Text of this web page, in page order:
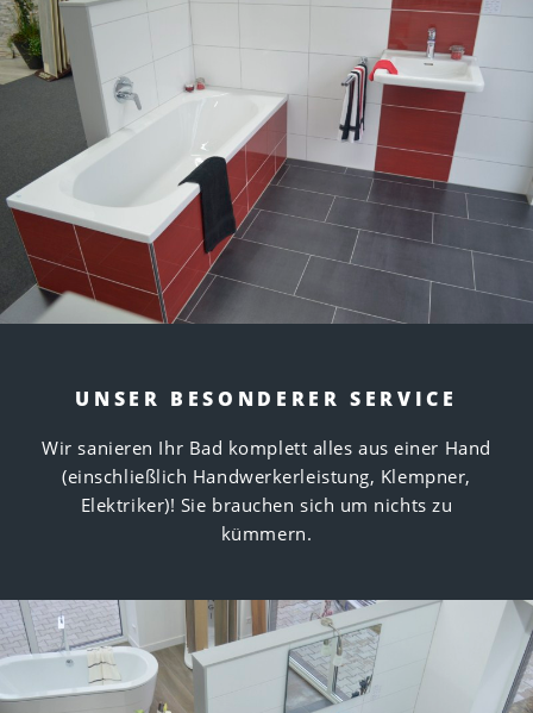
UNSER BESONDERER SERVICE
Wir sanieren Ihr Bad komplett alles aus einer Hand
(einschließlich Handwerkerleistung, Klempner,
Elektriker)! Sie brauchen sich um nichts zu
kümmern.